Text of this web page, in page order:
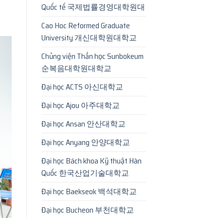
Quốc tế 국제법률경영대학원대
Cao Hoc Reformed Graduate
University 개신대학원대학교
Chủng viện Thần học Sunbokeum
순복음대학원대학교
Đại học ACTS 아신대학교
Đại học Ajou 아주대학교
Đại học Ansan 안산대학교
Đại học Anyang 안양대학교
Đại học Bách khoa Kỹ thuật Hàn
Quốc 한국산업기술대학교
Đại học Baekseok 백석대학교
Đại học Bucheon 부천대학교